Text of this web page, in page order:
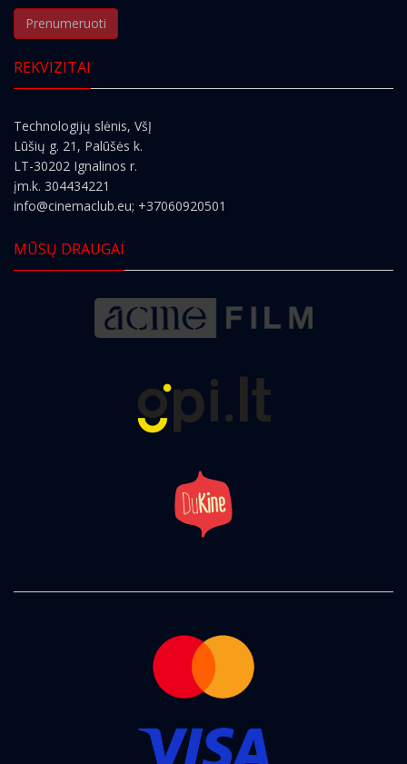
Prenumeruoti
REKVIZITAI
Technologijų slėnis, VšĮ
Lūšių g. 21, Palūšės k.
LT-30202 Ignalinos r.
įm.k. 304434221
info@cinemaclub.eu; +37060920501
MŪSŲ DRAUGAI